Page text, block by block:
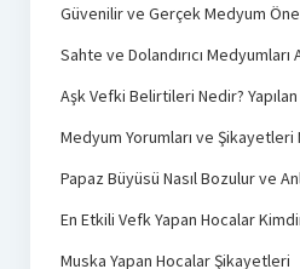
Güvenilir ve Gerçek Medyum
Sahte ve Dolandırıcı Medyumları
Aşk Vefki Belirtileri Nedir?
Medyum Yorumları ve
Papaz Büyüsü Nasıl Bozulur ve
En Etkili Vefk Yapan Hocalar
Muska Yapan Hocalar Şikayetleri